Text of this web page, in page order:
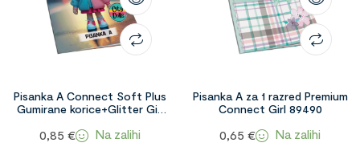
Pisanka A Connect Soft Plus
Gumirane korice+Glitter Girl
0,85€ Na zalihi
Pisanka A za 1 razred Premium
Connect Girl 89490
0,65€ Na zalihi